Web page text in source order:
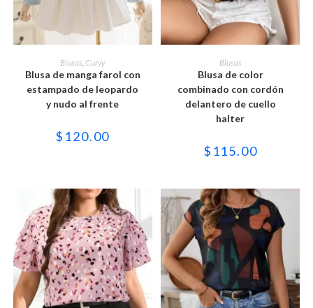
SELECCIONAR OPCIONES
Este
producto
tiene
múltiples
variantes.
Las
opciones
elegir
producto
Blusas, Curvy
Blusa de manga farol con
estampado de leopardo
y nudo al frente
$ 120.00
SELECCIONAR OPCIONES
Este
producto
tiene
múltiples
variantes.
Las
opciones
se
en
la
producto
Blusas
Blusa de color
combinado con cordón
delantero de cuello
halter
$ 115.00